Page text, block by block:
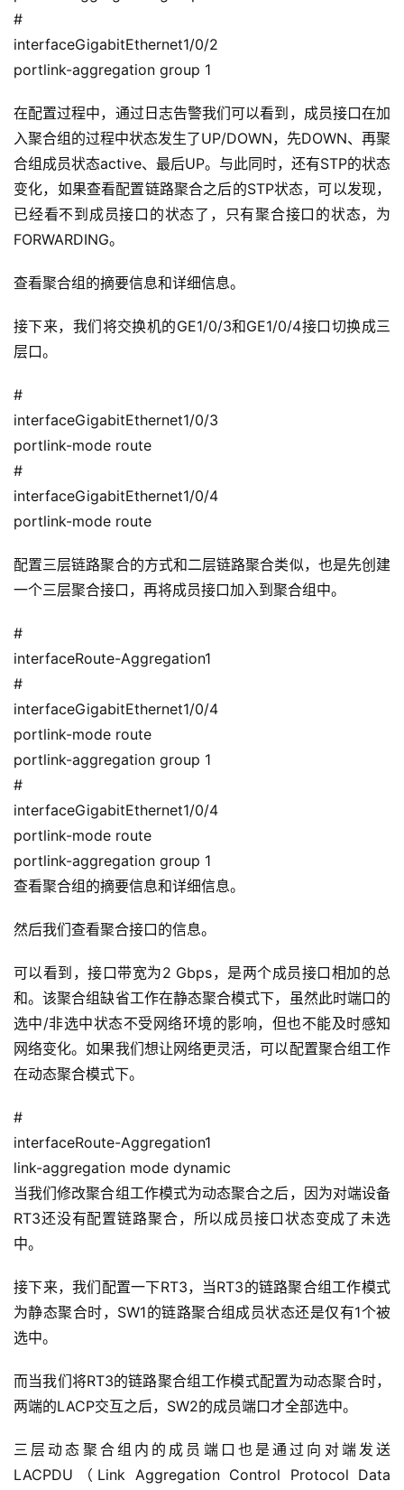
程
软
应
用
服
务
项
目
A
提
示
开
源
代
码
用
链
登录 注册
#
interfaceGigabitEthernet1/0/2
portlink-aggregation group 1
在配置过程中，通过日志告警我们可以看到，成员接口在加
入聚合组的过程中状态发生了UP/DOWN，先DOWN、再聚
合组成员状态active、最后UP。与此同时，还有STP的状态
变化，如果查看配置链路聚合之后的STP状态，可以发现，
已经看不到成员接口的状态了，只有聚合接口的状态，为
FORWARDING。
查看聚合组的摘要信息和详细信息。
接下来，我们将交换机的GE1/0/3和GE1/0/4接口切换成三
层口。
#
interfaceGigabitEthernet1/0/3
portlink-mode route
#
interfaceGigabitEthernet1/0/4
portlink-mode route
配置三层链路聚合的方式和二层链路聚合类似，也是先创建
一个三层聚合接口，再将成员接口加入到聚合组中。
#
interfaceRoute-Aggregation1
#
interfaceGigabitEthernet1/0/4
portlink-mode route
portlink-aggregation group 1
#
interfaceGigabitEthernet1/0/4
portlink-mode route
portlink-aggregation group 1
查看聚合组的摘要信息和详细信息。
然后我们查看聚合接口的信息。
可以看到，接口带宽为2 Gbps，是两个成员接口相加的总
和。该聚合组缺省工作在静态聚合模式下，虽然此时端口的
选中/非选中状态不受网络环境的影响，但也不能及时感知
网络变化。如果我们想让网络更灵活，可以配置聚合组工作
在动态聚合模式下。
#
interfaceRoute-Aggregation1
link-aggregation mode dynamic
当我们修改聚合组工作模式为动态聚合之后，因为对端设备
RT3还没有配置链路聚合，所以成员接口状态变成了未选
中。
接下来，我们配置一下RT3，当RT3的链路聚合组工作模式
为静态聚合时，SW1的链路聚合组成员状态还是仅有1个被
选中。
而当我们将RT3的链路聚合组工作模式配置为动态聚合时，
两端的LACP交互之后，SW2的成员端口才全部选中。
三层动态聚合组内的成员端口也是通过向对端发送
LACPDU（Link Aggregation Control Protocol Data